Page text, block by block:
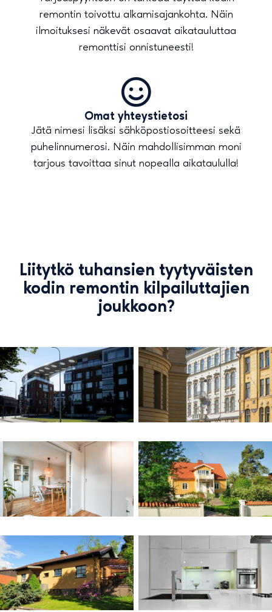
remontin toivottu alkamisajankohta. Näin
ilmoituksesi näkevät osaavat aikatauluttaa
remonttisi onnistuneesti!
Omat yhteystietosi
Jätä nimesi lisäksi sähköpostiosoitteesi sekä
puhelinnumerosi. Näin mahdollisimman moni
tarjous tavoittaa sinut nopealla aikataululla!
Liitytkö tuhansien tyytyväisten
kodin remontin kilpailuttajien
joukkoon?